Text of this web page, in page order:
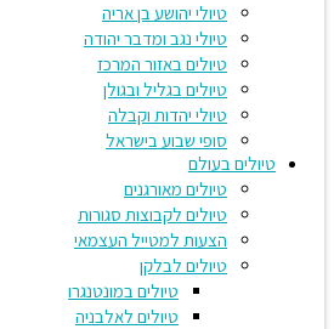
טיולי יהושע בן אריה
טיולי נגב ומדבר יהודה
טיולים באזור המרכז
טיולים בגליל ובגולן
טיולי יהדות וקבלה
סופי שבוע בישראל
טיולים בעולם
טיולים מאורגנים
טיולים לקבוצות סגורות
הצעות למטייל העצמאי
טיולים לבלקן
טיולים במונטנגרו
טיולים לאלבניה